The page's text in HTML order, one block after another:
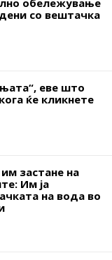
со вештачка
еве што
ќе кликнете
застане на
Им ја
на вода во